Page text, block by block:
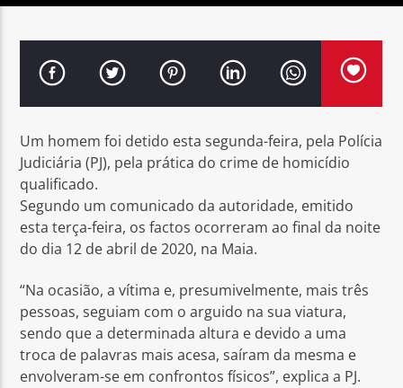
FAIXA ATUAL
A MINHA PORTUGUESA
D.N.A
Rádio No ar
Um homem foi detido esta segunda-feira, pela Polícia
Judiciária (PJ), pela prática do crime de homicídio
qualificado.
Segundo um comunicado da autoridade, emitido
esta terça-feira, os factos ocorreram ao final da noite
do dia 12 de abril de 2020, na Maia.
“Na ocasião, a vítima e, presumivelmente, mais três
pessoas, seguiam com o arguido na sua viatura,
sendo que a determinada altura e devido a uma
troca de palavras mais acesa, saíram da mesma e
envolveram-se em confrontos físicos”, explica a PJ.